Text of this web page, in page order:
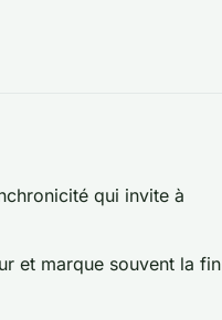
qui invite à
et marque souvent la fin